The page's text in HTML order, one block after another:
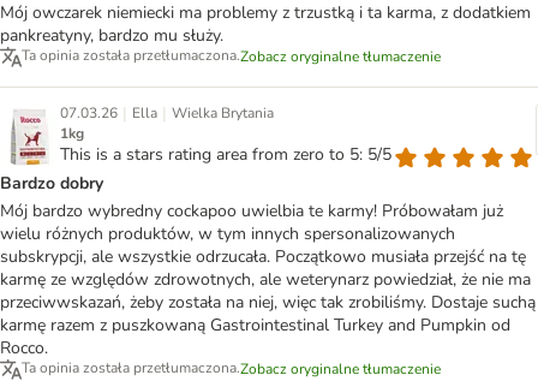
Mój owczarek niemiecki ma problemy z trzustką i ta karma, z dodatkiem
pankreatyny, bardzo mu służy.
Ta opinia została przetłumaczona.Zobacz oryginalne tłumaczenie
07.03.26 | Ella | Wielka Brytania
1kg
This is a stars rating area from zero to 5: 5/5
Bardzo dobry
Mój bardzo wybredny cockapoo uwielbia te karmy! Próbowałam już
wielu różnych produktów, w tym innych spersonalizowanych
subskrypcji, ale wszystkie odrzucała. Początkowo musiała przejść na tę
karmę ze względów zdrowotnych, ale weterynarz powiedział, że nie ma
przeciwwskazań, żeby została na niej, więc tak zrobiliśmy. Dostaje suchą
karmę razem z puszkowaną Gastrointestinal Turkey and Pumpkin od
Rocco.
Ta opinia została przetłumaczona.Zobacz oryginalne tłumaczenie